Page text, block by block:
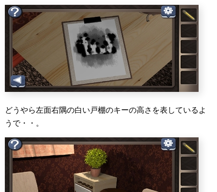
どうやら左面右隅の白い戸棚のキーの高さを表しているよ
うで・・。